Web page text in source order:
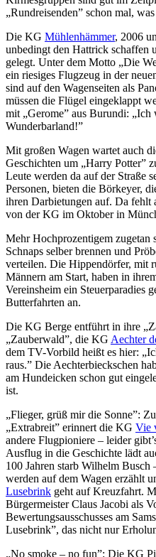
„Rundreisenden” schon mal,
Die KG Mühlenhämmer, 2006
unbedingt den Hattrick schaffen
gelegt. Unter dem Motto „Die
ein riesiges Flugzeug in der
sind auf den Wagenseiten als
müssen die Flügel eingeklappt
mit „Gerome” aus Burundi:
Wunderbarland!”
Mit großen Wagen wartet auch
Geschichten um „Harry Potter”
Leute werden da auf der Straße
Personen, bieten die Börkeyer,
ihren Darbietungen auf. Da fehlt
von der KG im Oktober in
Mehr Hochprozentigem zugetan
Schnaps selber brennen und
verteilen. Die Hippendörfer, mit
Männern am Start, haben in
Vereinsheim ein Steuerparadies
Butterfahrten an.
Die KG Berge entführt in ihre
„Zauberwald”, die KG Aechter
dem TV-Vorbild heißt es hier:
raus.” Die Aechterbieckschen
am Hundeicken schon gut
ist.
„Flieger, grüß mir die Sonne”:
„Extrabreit” erinnert die KG Vie
andere Flugpioniere – leider
Ausflug in die Geschichte lädt
100 Jahren starb Wilhelm
werden auf dem Wagen erzählt
Lusebrink geht auf Kreuzfahrt.
Bürgermeister Claus Jacobi als
Bewertungsausschusses am
Lusebrink”, das nicht nur
„No smoke – no fun”: Die KG